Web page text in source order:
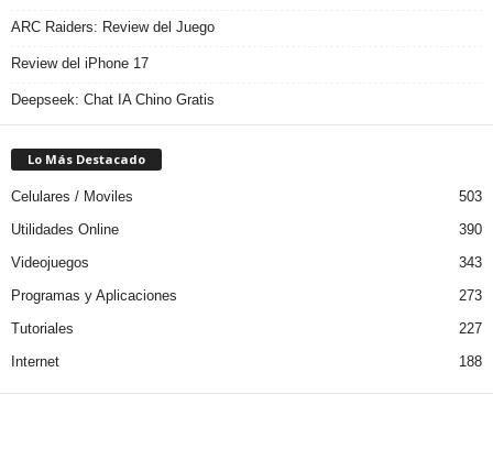
ARC Raiders: Review del Juego
Review del iPhone 17
Deepseek: Chat IA Chino Gratis
Lo Más Destacado
Celulares / Moviles
503
Utilidades Online
390
Videojuegos
343
Programas y Aplicaciones
273
Tutoriales
227
Internet
188